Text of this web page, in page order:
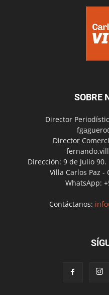
SOBRE
Director
Director
Dirección: 9 de Julio 90.
Villa Carlos Paz
WhatsApp:
Contáctanos: